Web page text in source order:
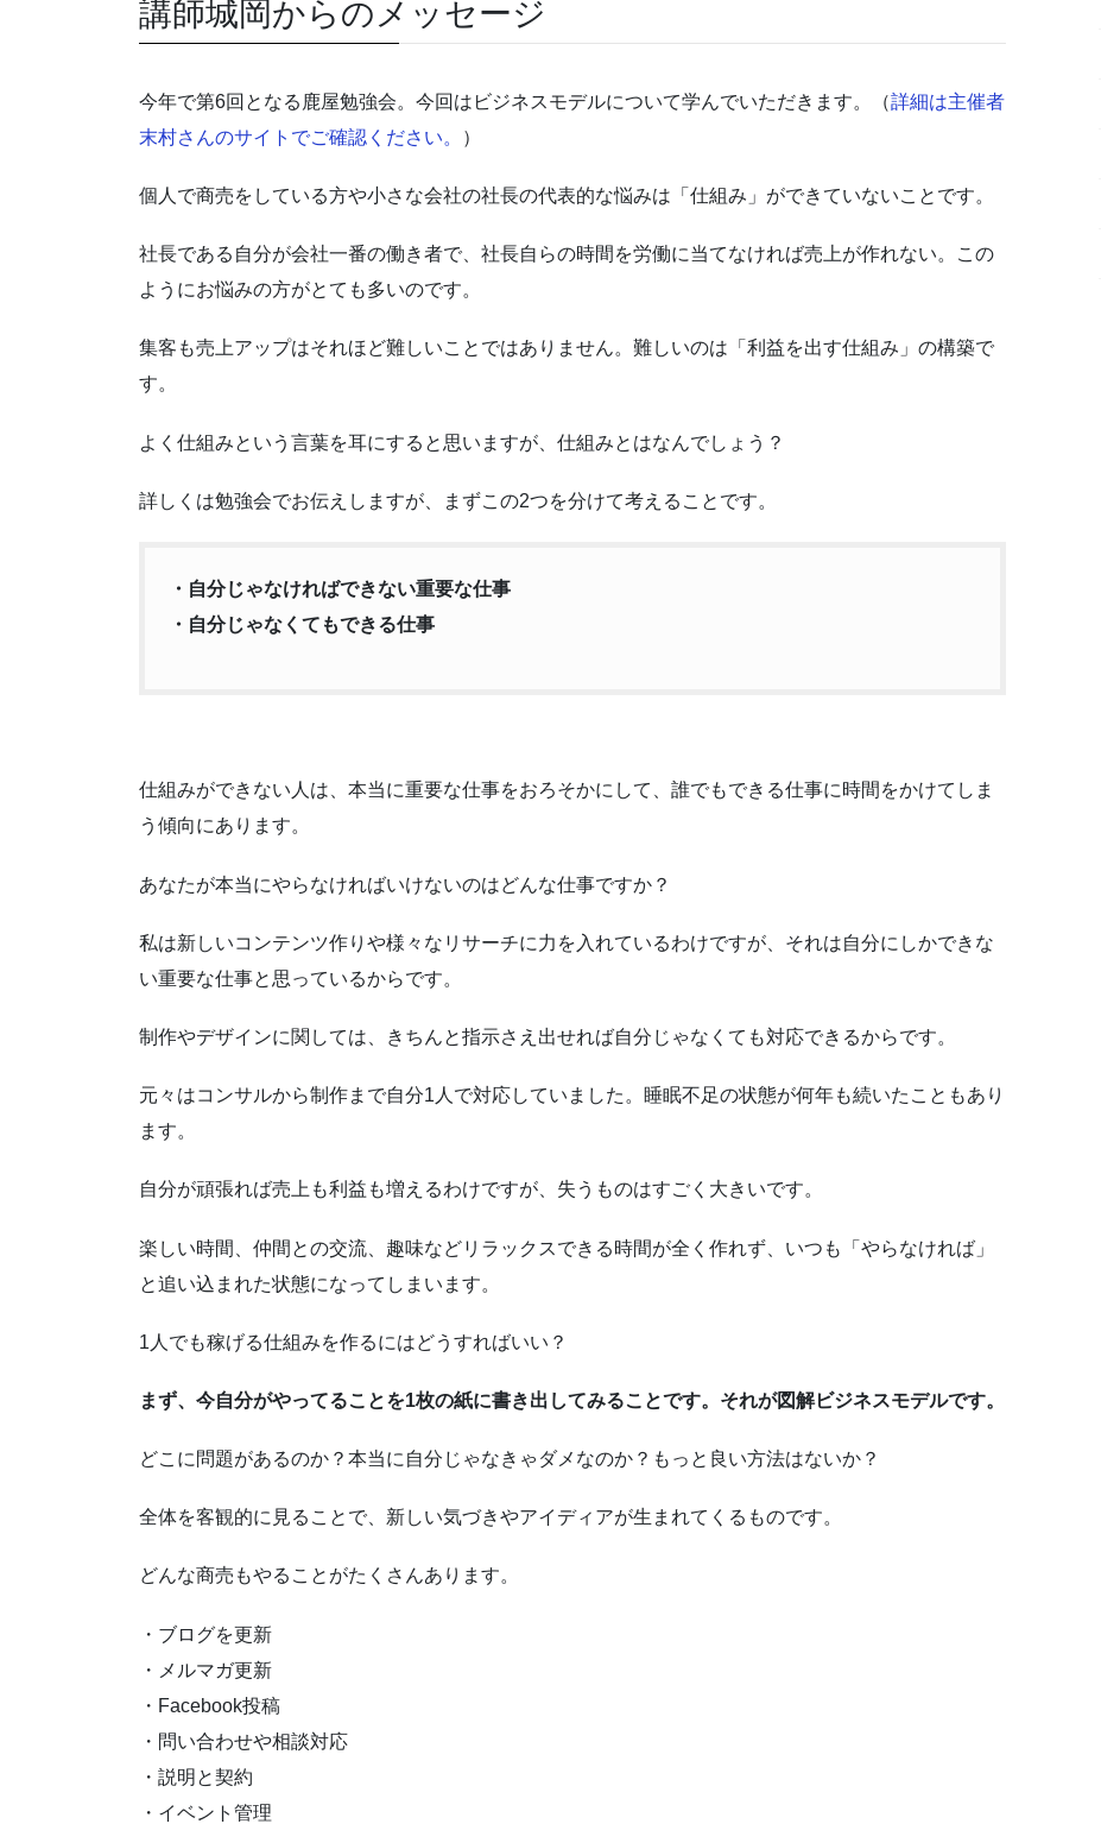
講師城岡からのメッセージ
今年で第6回となる鹿屋勉強会。今回はビジネスモデルについて学んでいただきます。（詳細は主催者
末村さんのサイトでご確認ください。
）
個人で商売をしている方や小さな会社の社長の代表的な悩みは「仕組み」ができていないことです。
社長である自分が会社一番の働き者で、社長自らの時間を労働に当てなければ売上が作れない。この
ようにお悩みの方がとても多いのです。
集客も売上アップはそれほど難しいことではありません。難しいのは「利益を出す仕組み」の構築で
す。
よく仕組みという言葉を耳にすると思いますが、仕組みとはなんでしょう？
詳しくは勉強会でお伝えしますが、まずこの2つを分けて考えることです。
・自分じゃなければできない重要な仕事
・自分じゃなくてもできる仕事
仕組みができない人は、本当に重要な仕事をおろそかにして、誰でもできる仕事に時間をかけてしま
う傾向にあります。
あなたが本当にやらなければいけないのはどんな仕事ですか？
私は新しいコンテンツ作りや様々なリサーチに力を入れているわけですが、それは自分にしかできな
い重要な仕事と思っているからです。
制作やデザインに関しては、きちんと指示さえ出せれば自分じゃなくても対応できるからです。
元々はコンサルから制作まで自分1人で対応していました。睡眠不足の状態が何年も続いたこともあり
ます。
自分が頑張れば売上も利益も増えるわけですが、失うものはすごく大きいです。
楽しい時間、仲間との交流、趣味などリラックスできる時間が全く作れず、いつも「やらなければ」
と追い込まれた状態になってしまいます。
1人でも稼げる仕組みを作るにはどうすればいい？
まず、今自分がやってることを1枚の紙に書き出してみることです。それが図解ビジネスモデルです。
どこに問題があるのか？本当に自分じゃなきゃダメなのか？もっと良い方法はないか？
全体を客観的に見ることで、新しい気づきやアイディアが生まれてくるものです。
どんな商売もやることがたくさんあります。
・ブログを更新
・メルマガ更新
・Facebook投稿
・問い合わせや相談対応
・説明と契約
・イベント管理